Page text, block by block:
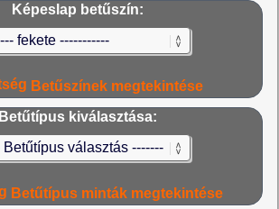
Képeslap betűszín:
Betűszínek megtekintése
Betűtípus kiválasztása:
Betűtípus minták megtekintése